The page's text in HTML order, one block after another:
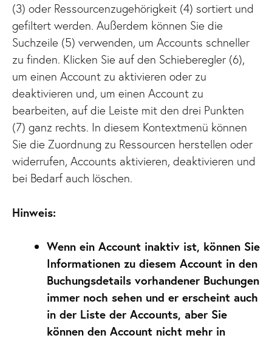
(3) oder Ressourcenzugehörigkeit (4) sortiert und
gefiltert werden. Außerdem können Sie die
Suchzeile (5) verwenden, um Accounts schneller
zu finden. Klicken Sie auf den Schieberegler (6),
um einen Account zu aktivieren oder zu
deaktivieren und, um einen Account zu
bearbeiten, auf die Leiste mit den drei Punkten
(7) ganz rechts. In diesem Kontextmenü können
Sie die Zuordnung zu Ressourcen herstellen oder
widerrufen, Accounts aktivieren, deaktivieren und
bei Bedarf auch löschen.
Hinweis:
Wenn ein Account inaktiv ist, können Sie
Informationen zu diesem Account in den
Buchungsdetails vorhandener Buchungen
immer noch sehen und er erscheint auch
in der Liste der Accounts, aber Sie
können den Account nicht mehr in